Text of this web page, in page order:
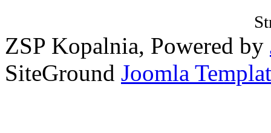
ZSP Kopalnia, Powered by
SiteGround Joomla